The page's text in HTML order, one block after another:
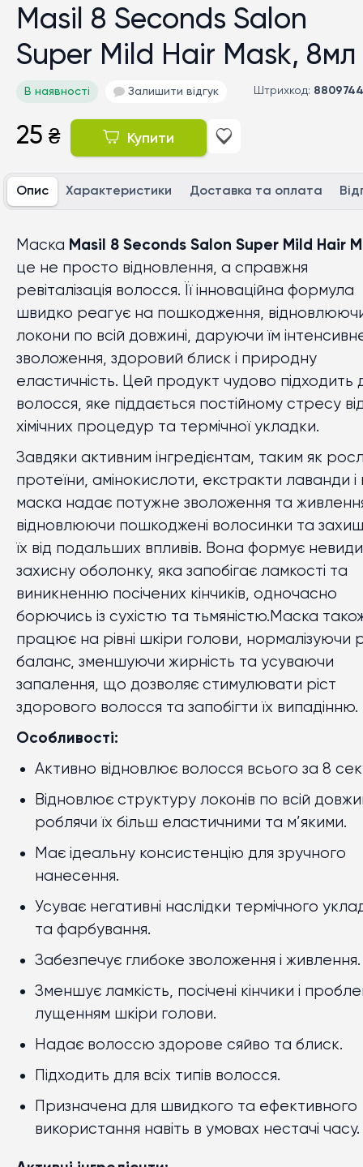
Masil 8 Seconds Salon
Super Mild Hair Mask, 8мл
В наявності Залишити відгук Штрихкод:
25 ₴ Купити
Опис Характеристики Доставка та оплата
Маска Masil
8 Seconds Salon Super Mild Hair
це не просто відновлення, а справжня
ревіталізація волосся. Її інноваційна формула
швидко реагує на пошкодження,
локони по всій довжині, даруючи їм
зволоження, здоровий блиск і природну
еластичність. Цей продукт чудово підходить
волосся, яке піддається постійному стресу
хімічних процедур та термічної укладки.
Завдяки активним інгредієнтам, таким як
протеїни, амінокислоти, екстракти лаванди і
маска надає потужне зволоження та
відновлюючи пошкоджені волосинки та
їх від подальших впливів. Вона формує
захисну оболонку, яка запобігає ламкості та
виникненню посічених кінчиків, одночасно
борючись із сухістю та тьмяністю.Маска
працює на рівні шкіри голови, нормалізуючи
баланс, зменшуючи жирність та усуваючи
запалення, що дозволяє стимулювати ріст
здорового волосся та запобігти їх випадінню.
Особливості:
Активно відновлює волосся всього за 8
Відновлює структуру локонів по всій
роблячи їх більш еластичними та м’якими.
Має ідеальну консистенцію для зручного
нанесення.
Усуває негативні наслідки термічного
та фарбування.
Забезпечує глибоке зволоження і живлення.
Зменшує ламкість, посічені кінчики і
лущенням шкіри голови.
Надає волоссю здорове сяйво та блиск.
Підходить для всіх типів волосся.
Призначена для швидкого та ефективного
використання навіть в умовах нестачі часу.